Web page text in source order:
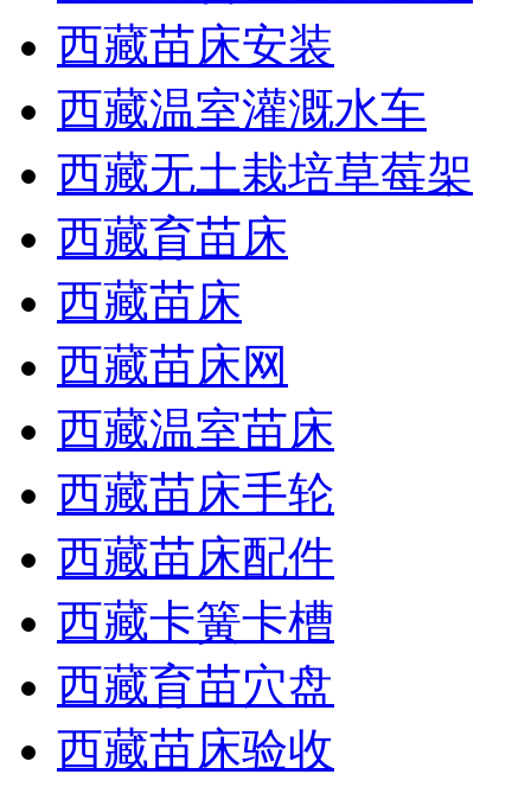
西藏苗床安装
西藏温室灌溉水车
西藏无土栽培草莓架
西藏育苗床
西藏苗床
西藏苗床网
西藏温室苗床
西藏苗床手轮
西藏苗床配件
西藏卡簧卡槽
西藏育苗穴盘
西藏苗床验收